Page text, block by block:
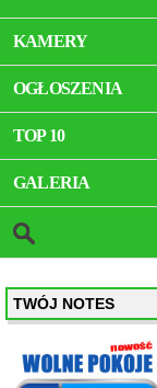
KAMERY
OGŁOSZENIA
TOP 10
GALERIA
TWÓJ NOTES